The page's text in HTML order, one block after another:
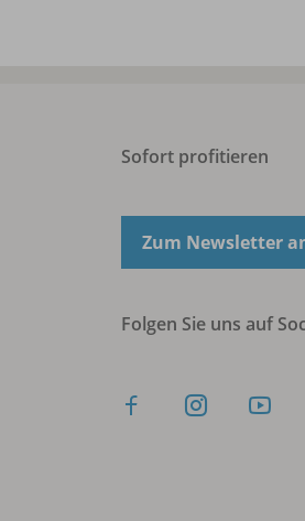
Sofort profitieren
Zum Newsletter
Folgen Sie uns auf